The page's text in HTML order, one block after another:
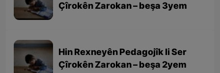
Çîrokên Zarokan – beşa 3yem
Hin Rexneyên Pedagojîk li Ser
Çîrokên Zarokan – beşa 2yem